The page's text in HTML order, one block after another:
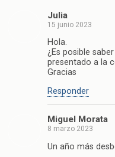
Julia
15 junio 2023
Hola.
¿Es posible
presentado a la
Gracias
Responder
Miguel Morata
8 marzo 2023
Un año más